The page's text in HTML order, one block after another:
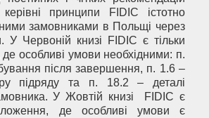
принципи FIDIC істотно
замовниками в Польщі через
У Червоній книзі FIDIC є тільки
особливі умови необхідними: п.
після завершення, п. 1.6 –
підряду та п. 18.2 – деталі
У Жовтій книзі FIDIC є
де особливі умови є